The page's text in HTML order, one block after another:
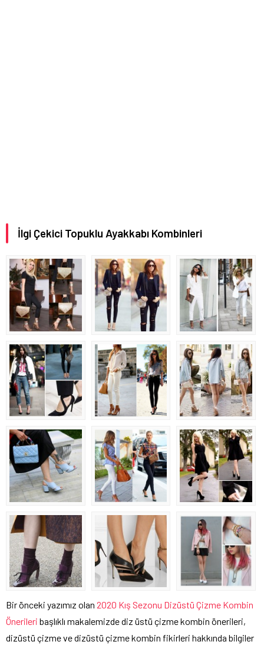
İlgi Çekici Topuklu Ayakkabı Kombinleri
Bir önceki yazımız olan 2020 Kış Sezonu Dizüstü Çizme Kombin
Önerileri başlıklı makalemizde diz üstü çizme kombin önerileri,
dizüstü çizme ve dizüstü çizme kombin fikirleri hakkında bilgiler